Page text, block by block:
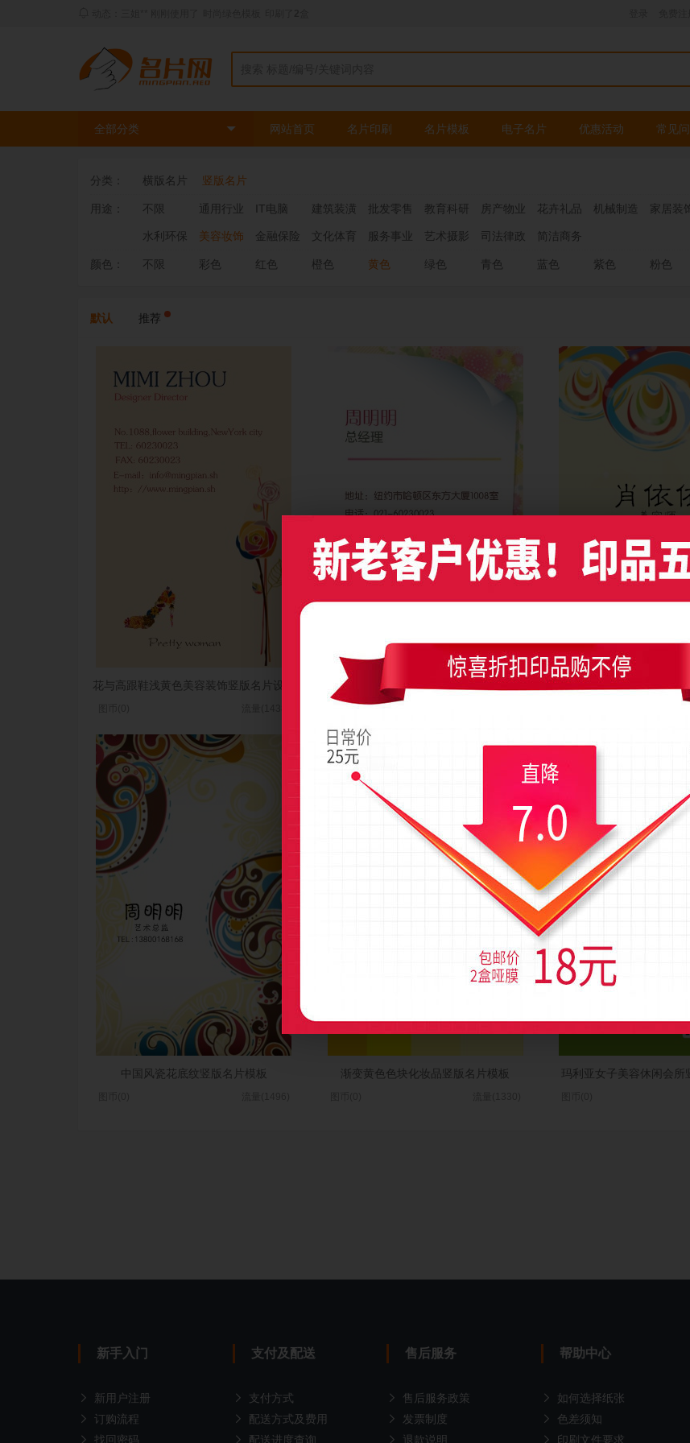
全部分类 网站首页 名片印刷 名片模板 电子名片 优惠活动 常见
分类： 横版名片 竖版名片
用途： 不限 通用行业 IT电脑 建筑装潢 批发零售 教育科研 房产物业 花卉礼品 机械制造 家居装
水利环保 美容妆饰 金融保险 文化体育 服务事业 艺术摄影 司法律政 简洁商务
颜色： 不限 彩色 红色 橙色 黄色 绿色 青色 蓝色 紫色 粉色
默认 推荐
花与高跟鞋浅黄色美容装饰竖版名片设计
中国风瓷花底纹竖版名片模板
梦幻粉彩花纹粉色饰品竖版名片设计
图币(0)
渐变黄色色块化妆品竖版名片模板
淡黄色创意彩色贝壳艺术
玛利亚女子美容休闲会
新手入门
新用户注册
订购流程
找回密码
支付及配送
支付方式
配送方式及费用
配送进度查询
售后服务
售后服务政策
发票制度
退款说明
帮助中心
如何选择纸张
色差须知
印刷文件要求